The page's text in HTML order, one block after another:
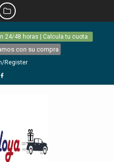
24/48 horas | Calcula tu cuota
con su compra
Register
Facebook